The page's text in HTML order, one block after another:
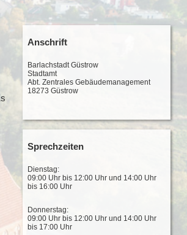
Anschrift
Barlachstadt Güstrow
Stadtamt
Abt. Zentrales Gebäudemanagement
18273 Güstrow
Sprechzeiten
Dienstag:
09:00 Uhr bis 12:00 Uhr und 14:00 Uhr
bis 16:00 Uhr
Donnerstag:
09:00 Uhr bis 12:00 Uhr und 14:00 Uhr
bis 17:00 Uhr